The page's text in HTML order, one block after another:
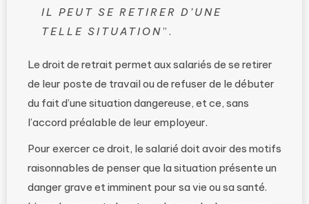
IL PEUT SE RETIRER D’UNE
TELLE SITUATION”.
Le droit de retrait permet aux salariés de se retirer
de leur poste de travail ou de refuser de le débuter
du fait d’une situation dangereuse, et ce, sans
l’accord préalable de leur employeur.
Pour exercer ce droit, le salarié doit avoir des motifs
raisonnables de penser que la situation présente un
danger grave et imminent pour sa vie ou sa santé.